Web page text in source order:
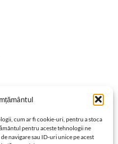
cum ar fi cookie-uri, pentru a stoca
pentru aceste tehnologii ne
navigare sau ID-uri unice pe acest